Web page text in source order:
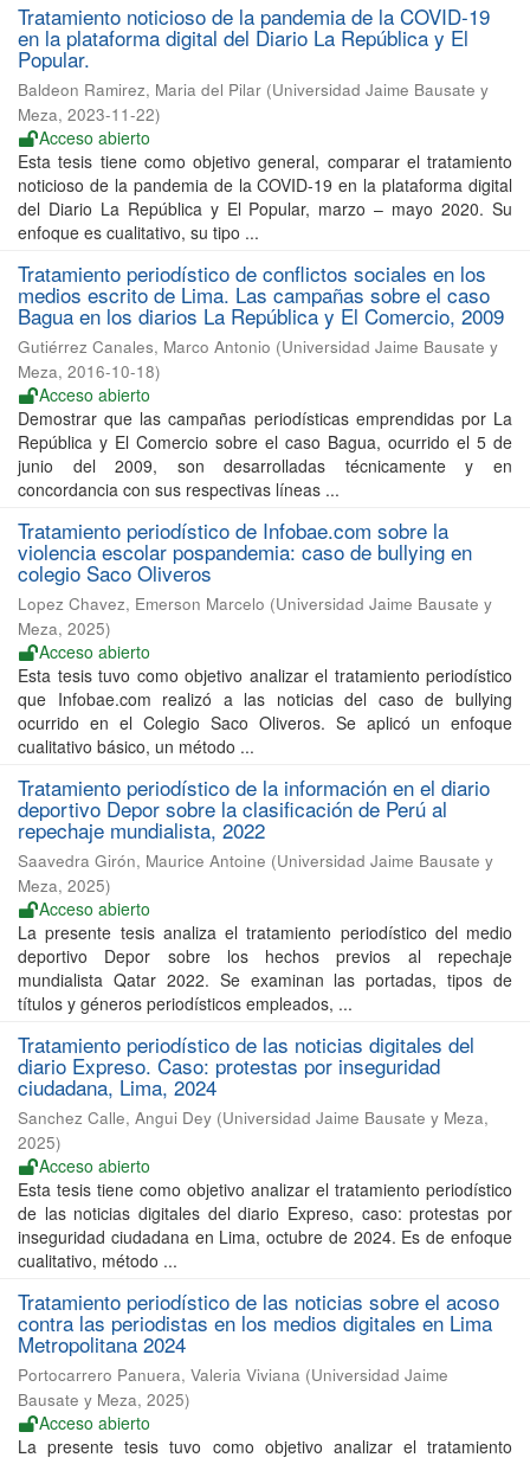
Tratamiento noticioso de la pandemia de la COVID-19
en la plataforma digital del Diario La República y El
Popular.
Baldeon Ramirez, Maria del Pilar (Universidad Jaime Bausate y
Meza, 2023-11-22)
Acceso abierto
Esta tesis tiene como objetivo general, comparar el tratamiento
noticioso de la pandemia de la COVID-19 en la plataforma digital
del Diario La República y El Popular, marzo – mayo 2020. Su
enfoque es cualitativo, su tipo ...
Tratamiento periodístico de conflictos sociales en los
medios escrito de Lima. Las campañas sobre el caso
Bagua en los diarios La República y El Comercio, 2009
Gutiérrez Canales, Marco Antonio (Universidad Jaime Bausate y
Meza, 2016-10-18)
Acceso abierto
Demostrar que las campañas periodísticas emprendidas por La
República y El Comercio sobre el caso Bagua, ocurrido el 5 de
junio del 2009, son desarrolladas técnicamente y en
concordancia con sus respectivas líneas ...
Tratamiento periodístico de Infobae.com sobre la
violencia escolar pospandemia: caso de bullying en
colegio Saco Oliveros
Lopez Chavez, Emerson Marcelo (Universidad Jaime Bausate y
Meza, 2025)
Acceso abierto
Esta tesis tuvo como objetivo analizar el tratamiento periodístico
que Infobae.com realizó a las noticias del caso de bullying
ocurrido en el Colegio Saco Oliveros. Se aplicó un enfoque
cualitativo básico, un método ...
Tratamiento periodístico de la información en el diario
deportivo Depor sobre la clasificación de Perú al
repechaje mundialista, 2022
Saavedra Girón, Maurice Antoine (Universidad Jaime Bausate y
Meza, 2025)
Acceso abierto
La presente tesis analiza el tratamiento periodístico del medio
deportivo Depor sobre los hechos previos al repechaje
mundialista Qatar 2022. Se examinan las portadas, tipos de
títulos y géneros periodísticos empleados, ...
Tratamiento periodístico de las noticias digitales del
diario Expreso. Caso: protestas por inseguridad
ciudadana, Lima, 2024
Sanchez Calle, Angui Dey (Universidad Jaime Bausate y Meza,
2025)
Acceso abierto
Esta tesis tiene como objetivo analizar el tratamiento periodístico
de las noticias digitales del diario Expreso, caso: protestas por
inseguridad ciudadana en Lima, octubre de 2024. Es de enfoque
cualitativo, método ...
Tratamiento periodístico de las noticias sobre el acoso
contra las periodistas en los medios digitales en Lima
Metropolitana 2024
Portocarrero Panuera, Valeria Viviana (Universidad Jaime
Bausate y Meza, 2025)
Acceso abierto
La presente tesis tuvo como objetivo analizar el tratamiento